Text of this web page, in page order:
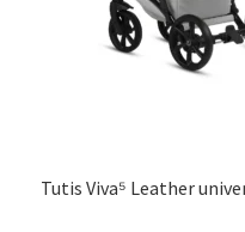
Tutis Viva⁵ Leather